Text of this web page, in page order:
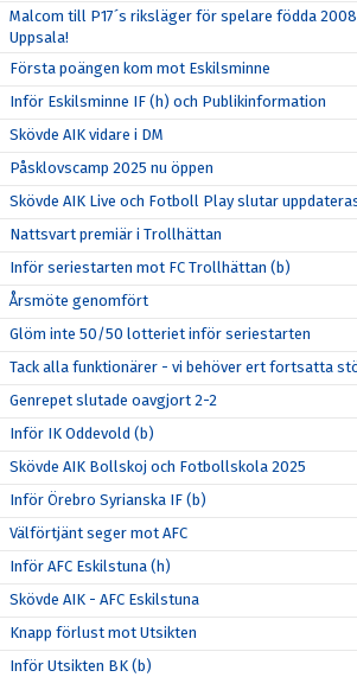
Malcom till P17´s riksläger för spelare födda
Uppsala!
Första poängen kom mot Eskilsminne
Inför Eskilsminne IF (h) och Publikinformation
Skövde AIK vidare i DM
Påsklovscamp 2025 nu öppen
Skövde AIK Live och Fotboll Play slutar
Nattsvart premiär i Trollhättan
Inför seriestarten mot FC Trollhättan (b)
Årsmöte genomfört
Glöm inte 50/50 lotteriet inför seriestarten
Tack alla funktionärer - vi behöver ert fortsatta
Genrepet slutade oavgjort 2-2
Inför IK Oddevold (b)
Skövde AIK Bollskoj och Fotbollskola 2025
Inför Örebro Syrianska IF (b)
Välförtjänt seger mot AFC
Inför AFC Eskilstuna (h)
Skövde AIK - AFC Eskilstuna
Knapp förlust mot Utsikten
Inför Utsikten BK (b)